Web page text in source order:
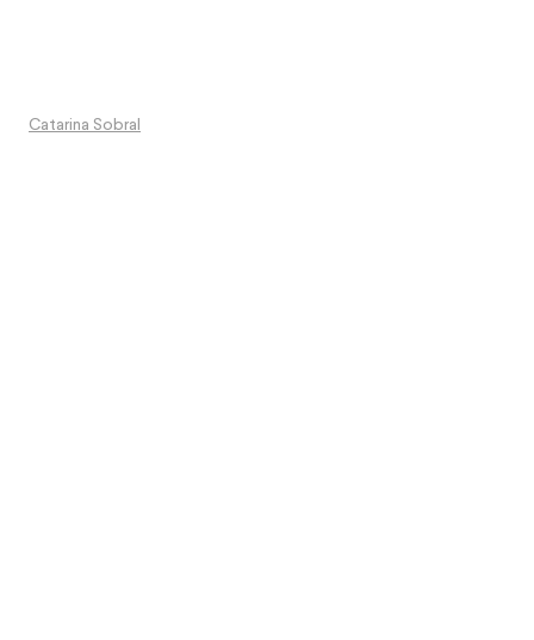
Catarina Sobral